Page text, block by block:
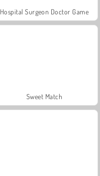
Hospital Surgeon Doctor Game
Sweet Match